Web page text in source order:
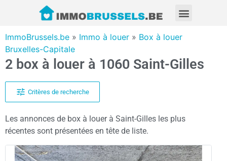
ImmoBrussels.be » Immo à louer » Box à louer
Bruxelles-Capitale
2 box à louer à 1060 Saint-Gilles
Critères de recherche
Les annonces de box à louer à Saint-Gilles les plus
récentes sont présentées en tête de liste.